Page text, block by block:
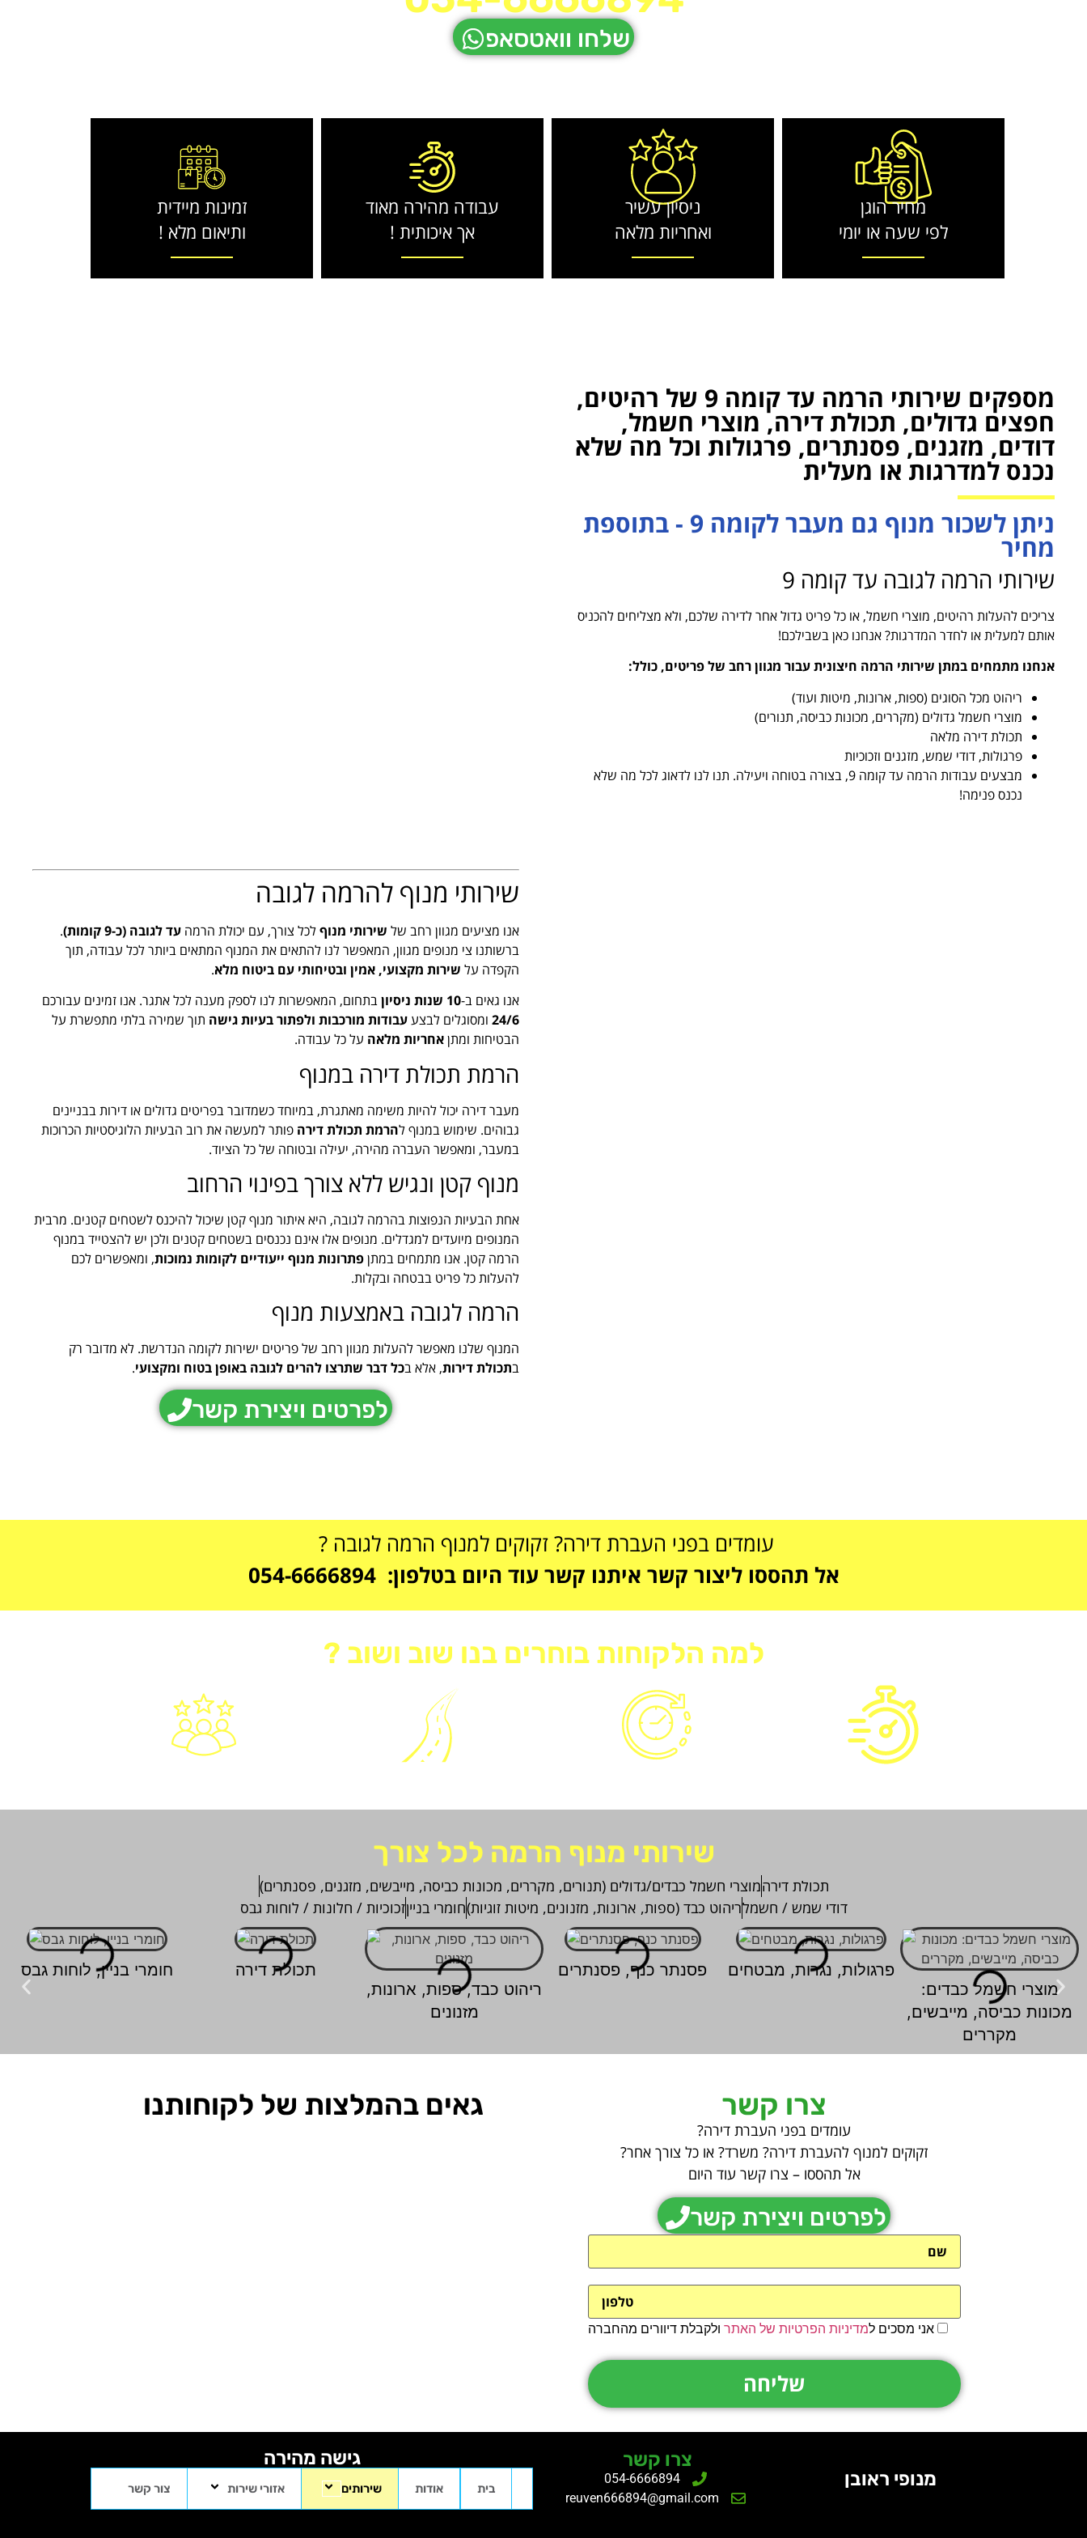
שלחו וואטסאפ
מחיר הוגן
לפי שעה או יומי
ניסיון עשיר
ואחריות מלאה
עבודה מהירה מאוד
אך איכותית !
זמינות מיידית
ותיאום מלא !
מספקים שירותי הרמה עד קומה 9 של רהיטים,
חפצים גדולים, תכולת דירה, מוצרי חשמל,
דודים, מזגנים, פסנתרים, פרגולות וכל מה שלא
נכנס למדרגות או מעלית
ניתן לשכור מנוף גם מעבר לקומה 9 - בתוספת
מחיר
שירותי הרמה לגובה עד קומה 9
צריכים להעלות רהיטים, מוצרי חשמל, או כל פריט גדול אחר לדירה שלכם, ולא מצליחים להכניס
אותם למעלית או לחדר המדרגות? אנחנו כאן בשבילכם!
אנחנו מתמחים במתן שירותי הרמה חיצונית עבור מגוון רחב של פריטים, כולל:
ריהוט מכל הסוגים (ספות, ארונות, מיטות ועוד)
מוצרי חשמל גדולים (מקררים, מכונות כביסה, תנורים)
תכולת דירה מלאה
פרגולות, דודי שמש, מזגנים וזכוכיות
מבצעים עבודות הרמה עד קומה 9, בצורה בטוחה ויעילה. תנו לנו לדאוג לכל מה שלא
נכנס פנימה!
שירותי מנוף להרמה לגובה
אנו מציעים מגוון רחב של שירותי מנוףלכל צורך, עם יכולת הרמה עד לגובה (כ-9 קומות)
.
ברשותנו צי מנופים מגוון, המאפשר לנו להתאים את המנוף המתאים ביותר לכל עבודה, תוך
הקפדה על שירות מקצועי, אמין ובטיחותי עם ביטוח מלא.
אנו גאים ב-10 שנות ניסיון
בתחום, המאפשרות לנו לספק מענה לכל אתגר. אנו זמינים עבורכם
24/6 ומסוגלים לבצעעבודות מורכבות ולפתור בעיות גישה תוך שמירה בלתי מתפשרת על
הבטיחות ומתןאחריות מלאה על כל עבודה.
הרמת תכולת דירה במנוף
מעבר דירה יכול להיות משימה מאתגרת, במיוחד כשמדובר בפריטים גדולים או דירות בבניינים
גבוהים. שימוש במנוף להרמת תכולת דירה פותר למעשה את רוב הבעיות הלוגיסטיות הכרוכות
במעבר, ומאפשר העברה מהירה, יעילה ובטוחה של כל הציוד.
מנוף קטן ונגיש ללא צורך בפינוי הרחוב
אחת הבעיות הנפוצות בהרמה לגובה, היא איתור מנוף קטן שיכול להיכנס לשטחים קטנים. מרבית
המנופים מיועדים למגדלים. מנופים אלו אינם נכנסים בשטחים קטנים ולכן יש להצטייד במנוף
הרמה קטן. אנו מתמחים במתןפתרונות מנוף ייעודיים לקומות נמוכות, ומאפשרים לכם
להעלות כל פריט בבטחה ובקלות.
הרמה לגובה באמצעות מנוף
המנוף שלנו מאפשר להעלות מגוון רחב של פריטים ישירות לקומה הנדרשת. לא מדובר רק
בתכולת דירות, אלא בכל דבר שתרצו להרים לגובה באופן בטוח ומקצועי.
לפרטים ויצירת קשר
עומדים בפני העברת דירה? זקוקים למנוף הרמה לגובה ?
אל תהססו ליצור קשר איתנו קשר עוד היום בטלפון: 054-6666894
למה הלקוחות בוחרים בנו שוב ושוב ?
הגעה תוך 30 דק'
שירותי מנוף הרמה לכל צורך
תכולת דירהמוצרי חשמל כבדים/גדולים (תנורים, מקררים, מכונות כביסה, מייבשים, מזגנים, פסנתרים)
דודי שמש / חשמלריהוט כבד (ספות, ארונות, מזנונים, מיטות זוגיות)חומרי בנייןזכוכיות / חלונות / לוחות גבס
חומרי בניין, לוחות גבס
תכולת דירה
ריהוט כבד, ספות, ארונות,
מזנונים
פסנתר כנף, פסנתרים
פרגולות, נגרות, מבטחים
מוצרי חשמל כבדים:
מכונות כביסה, מייבשים,
מקררים
צרו קשר
עומדים בפני העברת דירה?
זקוקים למנוף להעברת דירה? משרד? או כל צורך אחר?
אל תהססו – צרו קשר עוד היום
לפרטים ויצירת קשר
אני מסכים למדיניות הפרטיות של האתר ולקבלת דיוורים מהחברה
גאים בהמלצות של לקוחותנו
מנופי ראובן
צרו קשר
054-6666894
reuven666894@gmail.com
גישה מהירה
בית אודות שירותים אזורי שירות צור קשר